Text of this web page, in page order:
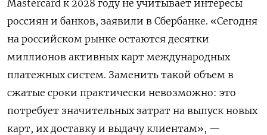
Mastercard к 2028 году не учитывает интересы
россиян и банков, заявили в Сбербанке. «Сегодня
на российском рынке остаются десятки
миллионов активных карт международных
платежных систем. Заменить такой объем в
сжатые сроки практически невозможно: это
потребует значительных затрат на выпуск новых
карт, их доставку и выдачу клиентам», —